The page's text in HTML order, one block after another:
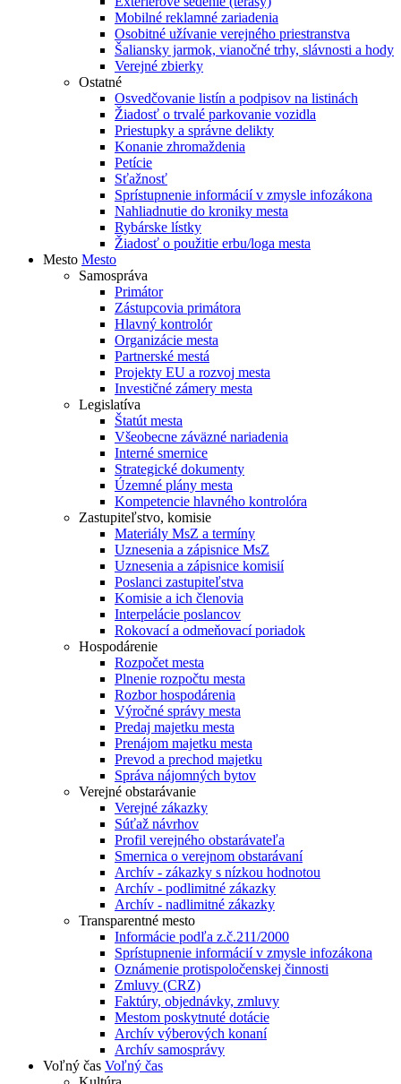
Mobilné reklamné zariadenia
Osobitné užívanie verejného priestranstva
Šaliansky jarmok, vianočné trhy, slávnosti a hody
Verejné zbierky
Ostatné
Osvedčovanie listín a podpisov na listinách
Žiadosť o trvalé parkovanie vozidla
Priestupky a správne delikty
Konanie zhromaždenia
Petície
Sťažnosť
Sprístupnenie informácií v zmysle infozákona
Nahliadnutie do kroniky mesta
Rybárske lístky
Žiadosť o použitie erbu/loga mesta
Mesto Mesto
Samospráva
Primátor
Zástupcovia primátora
Hlavný kontrolór
Organizácie mesta
Partnerské mestá
Projekty EU a rozvoj mesta
Investičné zámery mesta
Legislatíva
Štatút mesta
Všeobecne záväzné nariadenia
Interné smernice
Strategické dokumenty
Územné plány mesta
Kompetencie hlavného kontrolóra
Zastupiteľstvo, komisie
Materiály MsZ a termíny
Uznesenia a zápisnice MsZ
Uznesenia a zápisnice komisií
Poslanci zastupiteľstva
Komisie a ich členovia
Interpelácie poslancov
Rokovací a odmeňovací poriadok
Hospodárenie
Rozpočet mesta
Plnenie rozpočtu mesta
Rozbor hospodárenia
Výročné správy mesta
Predaj majetku mesta
Prenájom majetku mesta
Prevod a prechod majetku
Správa nájomných bytov
Verejné obstarávanie
Verejné zákazky
Súťaž návrhov
Profil verejného obstarávateľa
Smernica o verejnom obstarávaní
Archív - zákazky s nízkou hodnotou
Archív - podlimitné zákazky
Archív - nadlimitné zákazky
Transparentné mesto
Informácie podľa z.č.211/2000
Sprístupnenie informácií v zmysle infozákona
Oznámenie protispoločenskej činnosti
Zmluvy (CRZ)
Faktúry, objednávky, zmluvy
Mestom poskytnuté dotácie
Archív výberových konaní
Archív samosprávy
Voľný čas Voľný čas